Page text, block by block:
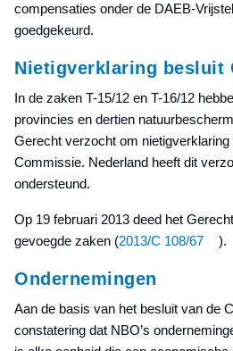
compensaties onder de DAEB-
goedgekeurd.
Nietigverklaring besluit
In de zaken T-15/12 en T-16/12
provincies en dertien
Gerecht verzocht om
Commissie. Nederland heeft dit
ondersteund.
Op 19 februari 2013 deed het
gevoegde zaken (2013/C 108/67 ).
Ondernemingen
Aan de basis van het besluit van de
constatering dat NBO’s